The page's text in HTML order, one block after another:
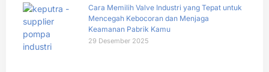
Cara Memilih Valve Industri yang Tepat untuk
Mencegah Kebocoran dan Menjaga
Keamanan Pabrik Kamu
29 Desember 2025